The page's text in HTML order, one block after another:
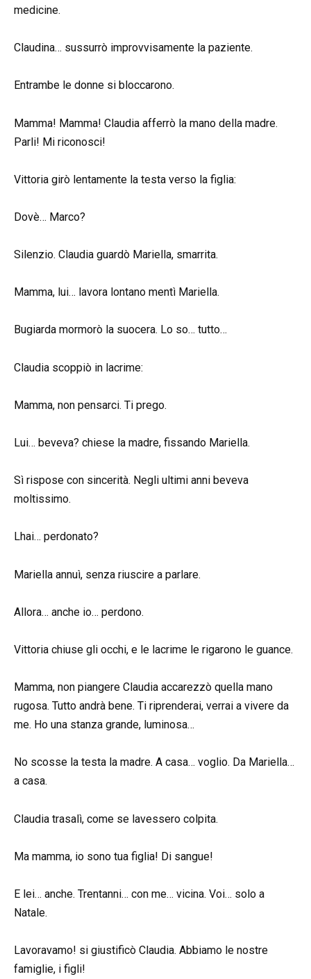
medicine.
Claudina… sussurrò improvvisamente la paziente.
Entrambe le donne si bloccarono.
Mamma! Mamma! Claudia afferrò la mano della madre.
Parli! Mi riconosci!
Vittoria girò lentamente la testa verso la figlia:
Dovè… Marco?
Silenzio. Claudia guardò Mariella, smarrita.
Mamma, lui… lavora lontano mentì Mariella.
Bugiarda mormorò la suocera. Lo so… tutto…
Claudia scoppiò in lacrime:
Mamma, non pensarci. Ti prego.
Lui… beveva? chiese la madre, fissando Mariella.
Sì rispose con sincerità. Negli ultimi anni beveva
moltissimo.
Lhai… perdonato?
Mariella annuì, senza riuscire a parlare.
Allora… anche io… perdono.
Vittoria chiuse gli occhi, e le lacrime le rigarono le guance.
Mamma, non piangere Claudia accarezzò quella mano
rugosa. Tutto andrà bene. Ti riprenderai, verrai a vivere da
me. Ho una stanza grande, luminosa…
No scosse la testa la madre. A casa… voglio. Da Mariella…
a casa.
Claudia trasalì, come se lavessero colpita.
Ma mamma, io sono tua figlia! Di sangue!
E lei… anche. Trentanni… con me… vicina. Voi… solo a
Natale.
Lavoravamo! si giustificò Claudia. Abbiamo le nostre
famiglie, i figli!